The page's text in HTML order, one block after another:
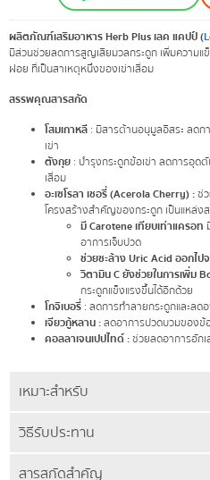
ผลิตภัณฑ์เสริมอาหาร Herb Plus เลค แคปป์ (
มีส่วนช่วยลดการสูญเสียมวลกระดูก เพิ่มความแ
ฝอย ที่เป็นสาเหตุหนึ่งของเข่าเสื่อม
สรรพคุณสารสกัด
โสมเกาหลี : มีสารต้านอนุมูลอิสระ ลดก
เข่า
ตังกุย : บำรุงกระดูกข้อเข่า ลดการอุด
เสื่อม
อะเซโรลา เชอรี่ (Acerola Cherry) :ช่
โครงสร้างสำคัญของกระดูก เป็นแหล่
มี Carotene เทียบเท่าแครอท
อาการเจ็บปวด
ช่วยชะล้าง Uric Acid ออกไป
วิตามิน C ยังช่วยในการเพิ่ม
กระดูกแข็งแรงขึ้นได้อีกด้วย
โกจิเบอรี่ : ลดการทำลายกระดูกและลด
เจียวกู้หลาน :ลดอาการปวดบวมของข้
คอลลาเจนเปปไทด์ :ช่วยลดอาการอัก
เหมาะสำหรับ
วิธีรับประทาน
สารสกัดสำคัญ